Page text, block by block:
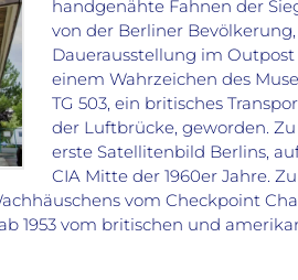
handgenähte Fahnen der
von der Berliner
Dauerausstellung im Outpost
einem Wahrzeichen des
TG 503, ein britisches
der Luftbrücke, geworden.
erste Satellitenbild Berlins,
CIA Mitte der 1960er Jahre.
vom Checkpoint
1953 vom britischen und